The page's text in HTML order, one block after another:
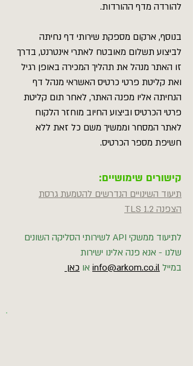
להורדה מדף ההורדות.
בנוסף, ארקום מספקת שירותי דף נחיתה
לביצוע תשלום מאובטח לאתרי אינטרנט, בדרך
זו האתר מנהל את תהליך המכירה באופן רגיל
ואת קליטת פרטי כרטיס האשראי מנהל דף
הנחיתה אליו מפנה האתר, לאחר תום קליטת
פרטי הכרטיס וביצוע החיוב מוחזר הלקוח
לאתר המסחר וממשיך משם כל זאת ללא
חשיפת מספר הכרטיס.
קישורים שימושיים:
תיעוד השינויים הנדרשים להטמעת גרסת
הצפנה TLS 1.2
לתיעוד ממשקי API לשירותי הסליקה השונים
שלנו - אנא פנה אלינו ישירות
במייל info@arkom.co.il או כאן